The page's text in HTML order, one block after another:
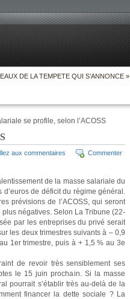
DE LA TEMPETE QUI S’ANNONCE »
se profile, selon l’ACOSS
Commenter
aux commentaires
de la masse salariale du
de déficit du régime général.
prévisions de l’ACOSS, qui seront
négatives. Selon La Tribune (22-
par les entreprises du privé serait
les deux trimestres suivants à – 0,9
1er trimestre, puis à + 1,5 % au 3e
de revoir très sensiblement ses
le 15 juin prochain. Si la masse
pourrait s’établir très au-delà de la
financer la dette sociale ? La